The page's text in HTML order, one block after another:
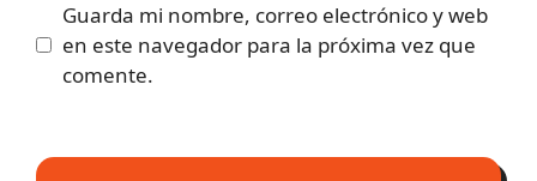
Guarda mi nombre, correo electrónico y web
en este navegador para la próxima vez que
comente.